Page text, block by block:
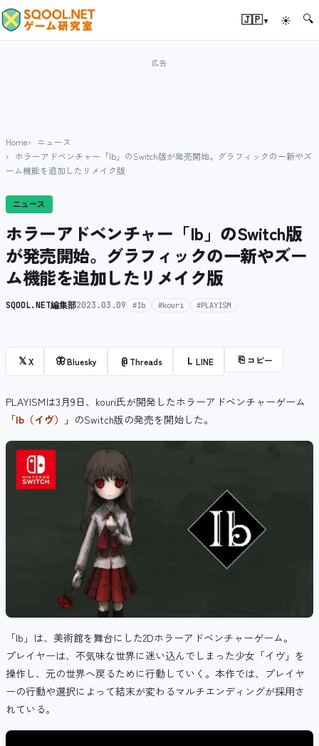
🇯🇵▾ ☀ 🔍
Home
ニュース
ホラーアドベンチャー「Ib」のSwitch版が発売開始。グラフィックの一新やズ
ーム機能を追加したリメイク版
ニュース
ホラーアドベンチャー「Ib」のSwitch版
が発売開始。グラフィックの一新やズー
ム機能を追加したリメイク版
SQOOL.NET編集部2023.03.09 #Ib #kouri #PLAYISM
𝕏X 🦋Bluesky @ Threads L LINE ⎘ コピー
PLAYISMは3月9日、kouri氏が開発したホラーアドベンチャーゲーム
「Ib（イヴ）」 のSwitch版の発売を開始した。
「Ib」は、美術館を舞台にした2Dホラーアドベンチャーゲーム。
プレイヤーは、不気味な世界に迷い込んでしまった少女「イヴ」を
操作し、元の世界へ戻るために行動していく。本作では、プレイヤ
ーの行動や選択によって結末が変わるマルチエンディングが採用さ
れている。